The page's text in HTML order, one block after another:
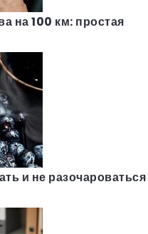
на 100 км: простая
и не разочароваться